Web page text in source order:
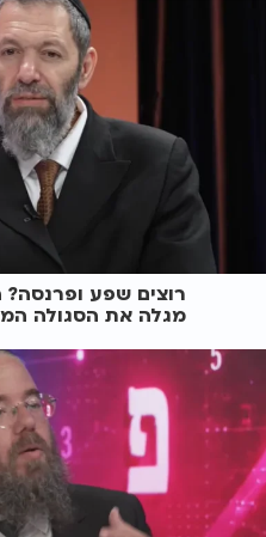
רוצים שפע
מגלה את הסגולה